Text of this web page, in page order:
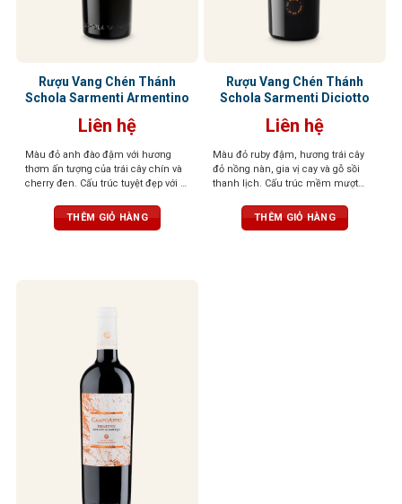
Rượu Vang Chén Thánh
Schola Sarmenti Armentino
Liên hệ
Màu đỏ anh đào đậm với hương
thơm ấn tượng của trái cây chín và
cherry đen. Cấu trúc tuyệt đẹp với vị
trưởng thành và dẻo dai
THÊM GIỎ HÀNG
Rượu Vang Chén Thánh
Schola Sarmenti Diciotto
Liên hệ
Màu đỏ ruby đậm, hương trái cây
đỏ nồng nàn, gia vị cay và gỗ sồi
thanh lịch. Cấu trúc mềm mượt
vị kéo dài THÊM GIỎ HÀNG